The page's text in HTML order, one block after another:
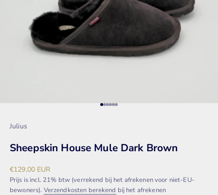
Naar artikel 1
Naar artikel 2
Naar artikel 3
Naar artikel 4
Naar artikel 5
Naar artikel 6
Julius
Sheepskin House Mule Dark Brown
Aanbiedingsprijs
€129,00 EUR
Prijs is incl. 21% btw (verrekend bij het afrekenen voor niet-EU-
bewoners). Verzendkosten berekend bij het afrekenen